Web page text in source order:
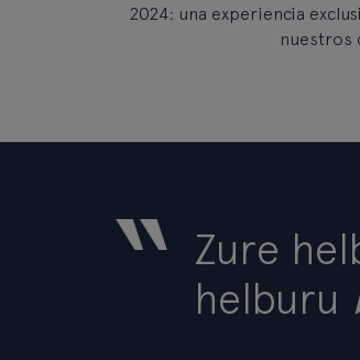
2024: una experiencia
nuestros
“ Zure
helburu